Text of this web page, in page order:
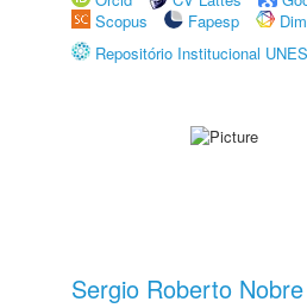
Scopus
Fapesp
Repositório Institucional
Sergio Roberto Nobre